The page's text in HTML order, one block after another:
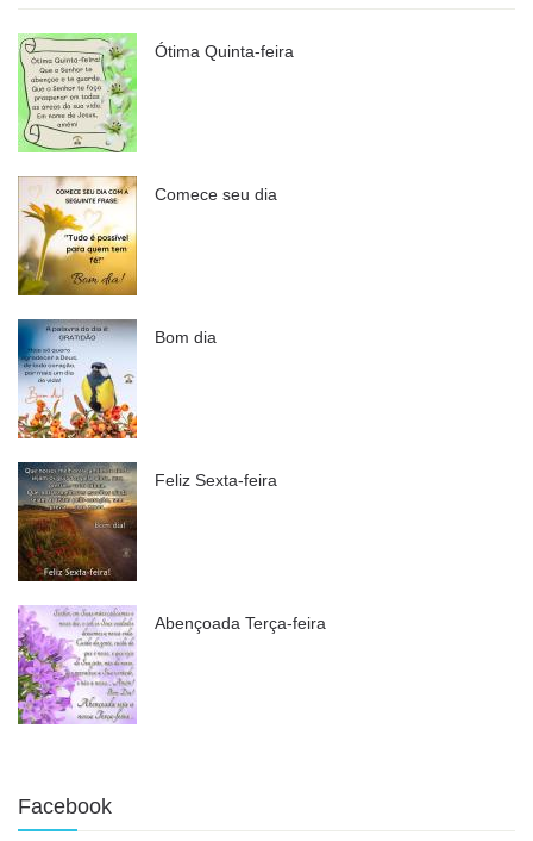
Ótima Quinta-feira
Comece seu dia
Bom dia
Feliz Sexta-feira
Abençoada Terça-feira
Facebook